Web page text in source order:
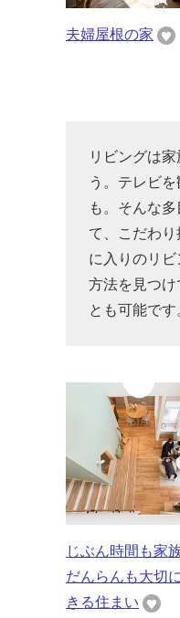
夫婦屋根の家
リビングは
う。テレビ
も。そんな
て、こだわ
に入りのリ
方法を見つ
とも可能です
じぶん時間も家
だんらんも大切
きる住まい